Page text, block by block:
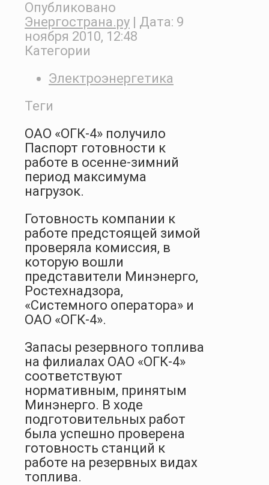
Опубликовано
Энергострана.ру | Дата: 9
ноября 2010, 12:48
Категории
Электроэнергетика
Теги
ОАО «ОГК-4» получило
Паспорт готовности к
работе в осенне-зимний
период максимума
нагрузок.
Готовность компании к
работе предстоящей зимой
проверяла комиссия, в
которую вошли
представители Минэнерго,
Ростехнадзора,
«Системного оператора» и
ОАО «ОГК-4».
Запасы резервного топлива
на филиалах ОАО «ОГК-4»
соответствуют
нормативным, принятым
Минэнерго. В ходе
подготовительных работ
была успешно проверена
готовность станций к
работе на резервных видах
топлива.